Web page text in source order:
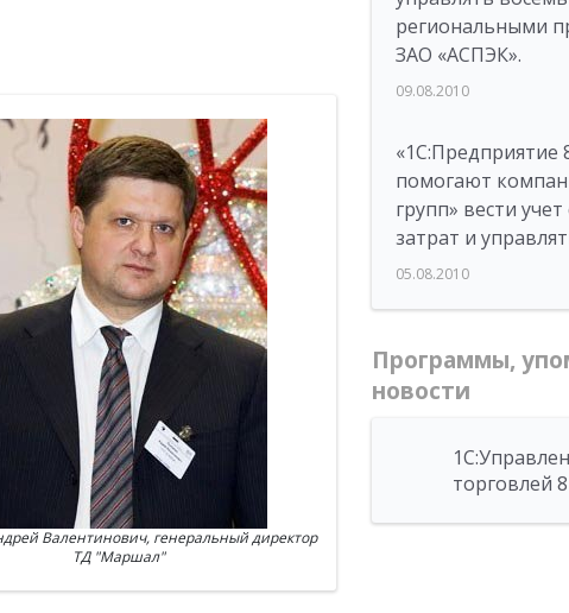
Валентинович, генеральный директор
ТД "Маршал"
региональными
ЗАО «АСПЭК».
09.08.2010
«1С:Предприятие
помогают
групп» вести
затрат и
05.08.2010
Программы,
новости
торговлей 8